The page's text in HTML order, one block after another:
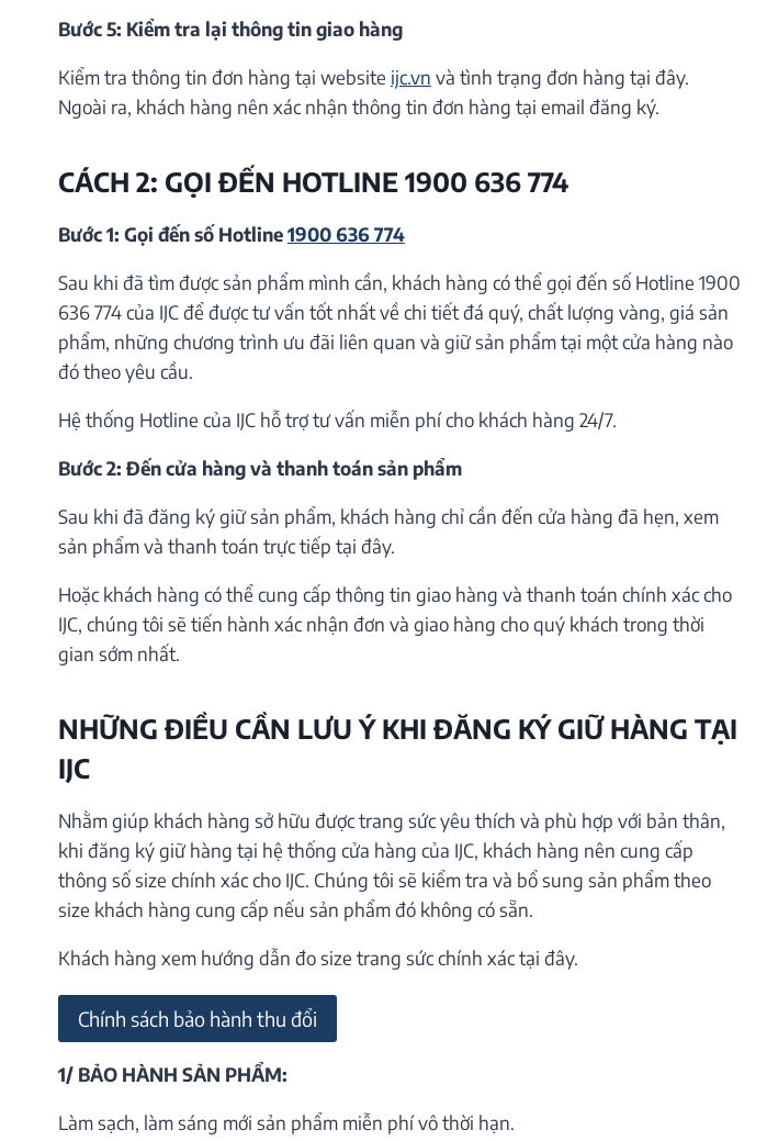
Bước 5: Kiểm tra lại thông tin giao hàng
Kiểm tra thông tin đơn hàng tại website ijc.vn và tình trạng đơn hàng tại đây.
Ngoài ra, khách hàng nên xác nhận thông tin đơn hàng tại email đăng ký.
CÁCH 2: GỌI ĐẾN HOTLINE 1900 636 774
Bước 1: Gọi đến số Hotline1900 636 774
Sau khi đã tìm được sản phẩm mình cần, khách hàng có thể gọi đến số Hotline 1900
636 774 của IJC để được tư vấn tốt nhất về chi tiết đá quý, chất lượng vàng, giá sản
phẩm, những chương trình ưu đãi liên quan và giữ sản phẩm tại một cửa hàng nào
đó theo yêu cầu.
Hệ thống Hotline của IJC hỗ trợ tư vấn miễn phí cho khách hàng 24/7.
Bước 2: Đến cửa hàng và thanh toán sản phẩm
Sau khi đã đăng ký giữ sản phẩm, khách hàng chỉ cần đến cửa hàng đã hẹn, xem
sản phẩm và thanh toán trực tiếp tại đây.
Hoặc khách hàng có thể cung cấp thông tin giao hàng và thanh toán chính xác cho
IJC, chúng tôi sẽ tiến hành xác nhận đơn và giao hàng cho quý khách trong thời
gian sớm nhất.
NHỮNG ĐIỀU CẦN LƯU Ý KHI ĐĂNG KÝ GIỮ HÀNG TẠI
IJC
Nhằm giúp khách hàng sở hữu được trang sức yêu thích và phù hợp với bản thân,
khi đăng ký giữ hàng tại hệ thống cửa hàng của IJC, khách hàng nên cung cấp
thông số size chính xác cho IJC. Chúng tôi sẽ kiểm tra và bổ sung sản phẩm theo
size khách hàng cung cấp nếu sản phẩm đó không có sẵn.
Khách hàng xem hướng dẫn đo size trang sức chính xác tại đây.
Chính sách bảo hành thu đổi
1/ BẢO HÀNH SẢN PHẨM:
Làm sạch, làm sáng mới sản phẩm miễn phí vô thời hạn.